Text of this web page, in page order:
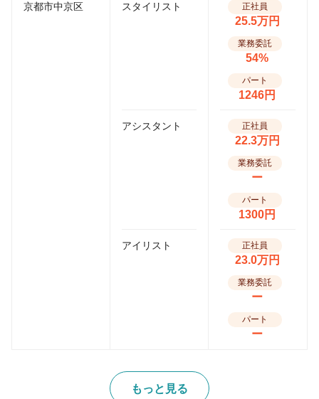
京都市中京区 スタイリスト 正社員
25.5万円
業務委託
54%
パート
1246円
アシスタント 正社員
22.3万円
業務委託
ー
パート
1300円
アイリスト 正社員
23.0万円
業務委託
ー
パート
ー
もっと見る